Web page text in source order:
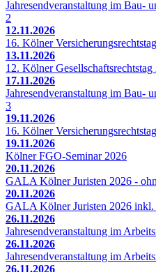
Jahresendveranstaltung im Bau-
2
12.11.2026
16. Kölner
13.11.2026
12. Kölner Gesellschaftsrechtstag
17.11.2026
Jahresendveranstaltung im Bau-
3
19.11.2026
16. Kölner
19.11.2026
Kölner FGO-Seminar 2026
20.11.2026
GALA Kölner Juristen 2026 -
20.11.2026
GALA Kölner Juristen 2026
26.11.2026
Jahresendveranstaltung im
26.11.2026
Jahresendveranstaltung im
26.11.2026